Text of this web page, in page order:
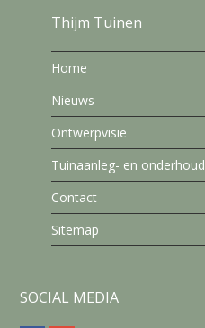
Thijm Tuinen
Home
Nieuws
Ontwerpvisie
Tuinaanleg- en onderhoud
Contact
Sitemap
SOCIAL MEDIA